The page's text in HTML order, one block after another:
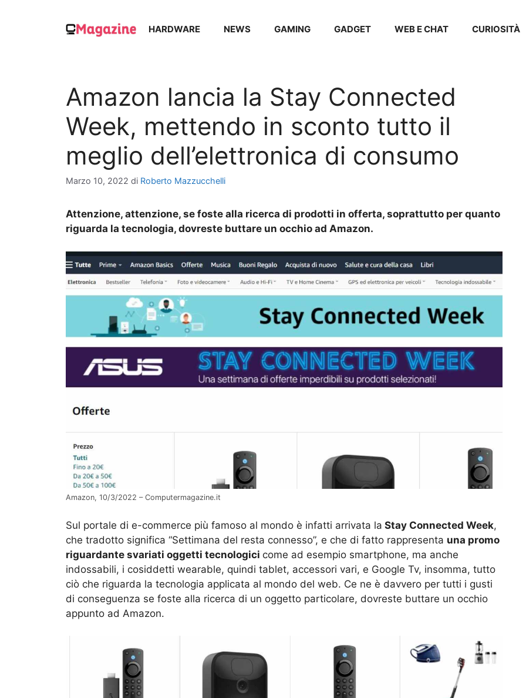
HARDWARE NEWS GAMING GADGET WEB E CHAT CURIOSITÀ
Amazon lancia la Stay Connected
Week, mettendo in sconto tutto il
meglio dell’elettronica di consumo
Marzo 10, 2022 di Roberto Mazzucchelli
Attenzione, attenzione, se foste alla ricerca di prodotti in offerta, soprattutto per quanto
riguarda la tecnologia, dovreste buttare un occhio ad Amazon.
Amazon, 10/3/2022 – Computermagazine.it
Sul portale di e-commerce più famoso al mondo è infatti arrivata la Stay Connected Week,
che tradotto significa “Settimana del resta connesso”, e che di fatto rappresenta una promo
riguardante svariati oggetti tecnologici come ad esempio smartphone, ma anche
indossabili, i cosiddetti wearable, quindi tablet, accessori vari, e Google Tv, insomma, tutto
ciò che riguarda la tecnologia applicata al mondo del web. Ce ne è davvero per tutti i gusti
di conseguenza se foste alla ricerca di un oggetto particolare, dovreste buttare un occhio
appunto ad Amazon.